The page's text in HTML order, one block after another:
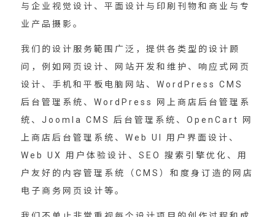
与企业视觉设计、平面设计与印刷刊物和商业与专
业产品摄影。
我们的设计服务範围广泛，提供各类型的设计顾
问，例如网页设计、网站开发和维护、响应式网页
设计、手机和平板电脑网站、WordPress CMS
后台管理系统、WordPress 网上商店后台管理系
统、Joomla CMS 后台管理系统、OpenCart 网
上商店后台管理系统、Web UI 用户界面设计、
Web UX 用户体验设计、SEO 搜索引擎优化、用
户友好的内容管理系统（CMS）和度身订造的网店
电子商务网页设计等。